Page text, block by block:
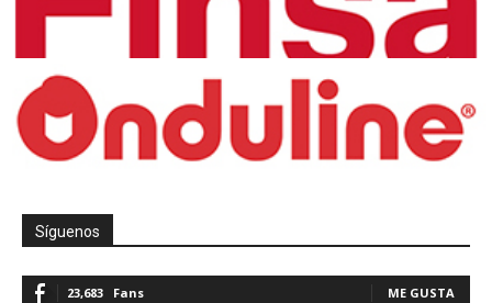
Síguenos
23,683 Fans ME GUSTA